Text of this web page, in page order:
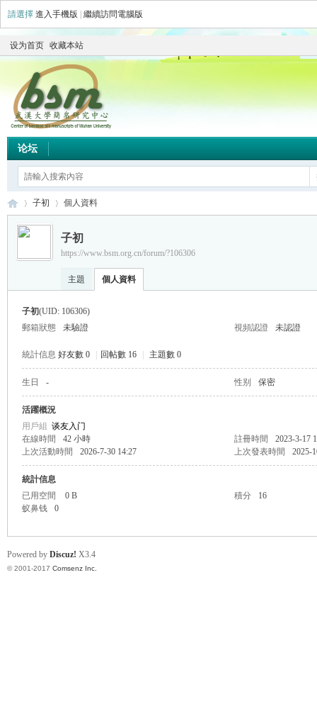
請選擇 進入手機版 繼續訪問電腦版
设为首页 收藏本站
论坛
›
子初
›
個人資料
子初
https://www.bsm.org.cn/forum/?106306
主題 個人資料
子初(UID: 106306)
郵箱狀態
未驗證 視頻認證 未認證
統計信息 好友數 0 回帖數 16 主題數 0
生日 - 性别 保密
活躍概況
用戶組 谈友入门
在線時間
42 小時 註冊時間
2023-3-17
上次活動時間
2026-7-30 14:27 上次發表時間 2025-
統計信息
已用空間
0 B 積分
16
蚁鼻钱
0
Powered by Discuz! X3.4
© 2001-2017 Comsenz Inc.